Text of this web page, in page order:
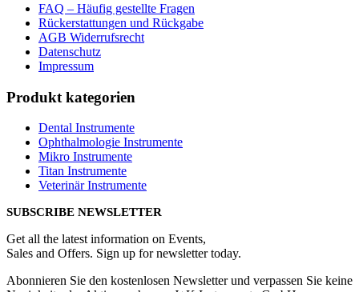
FAQ – Häufig gestellte Fragen
Rückerstattungen und Rückgabe
AGB Widerrufsrecht
Datenschutz
Impressum
Produkt kategorien
Dental Instrumente
Ophthalmologie Instrumente
Mikro Instrumente
Titan Instrumente
Veterinär Instrumente
SUBSCRIBE NEWSLETTER
Get all the latest information on Events,
Sales and Offers. Sign up for newsletter today.
Abonnieren Sie den kostenlosen Newsletter und verpassen Sie keine